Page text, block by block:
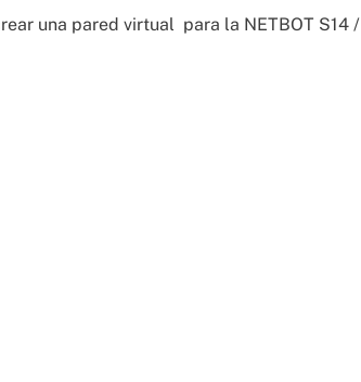
una pared virtual para la NETBOT S14 /